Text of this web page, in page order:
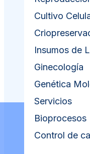
Cultivo
Insumos de
Ginecología
Genética
Servicios
Bioprocesos
Control de